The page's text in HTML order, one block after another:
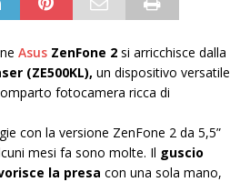
Asus ZenFone 2 si arricchisce dalla
(ZE500KL), un dispositivo versatile
fotocamera ricca di
con la versione ZenFone 2 da 5,5”
mesi fa sono molte. Il guscio
la presa con una sola mano,